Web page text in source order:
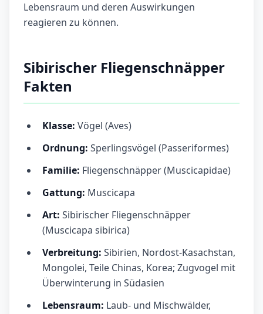
Lebensraum und deren Auswirkungen
reagieren zu können.
Sibirischer Fliegenschnäpper
Fakten
Klasse: Vögel (Aves)
Ordnung: Sperlingsvögel (Passeriformes)
Familie: Fliegenschnäpper (Muscicapidae)
Gattung: Muscicapa
Art: Sibirischer Fliegenschnäpper
(Muscicapa sibirica)
Verbreitung: Sibirien, Nordost-Kasachstan,
Mongolei, Teile Chinas, Korea; Zugvogel mit
Überwinterung in Südasien
Lebensraum: Laub- und Mischwälder,